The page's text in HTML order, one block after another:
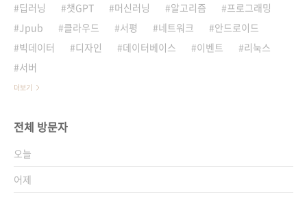
딥러닝
챗GPT 머신러닝 알고리즘
프로그래밍
Jpub
클라우드 서평 네트워크
안드로이드
빅데이터
디자인 데이터베이스 이벤트
리눅스
서버
더보기
전체 방문자
오늘
어제